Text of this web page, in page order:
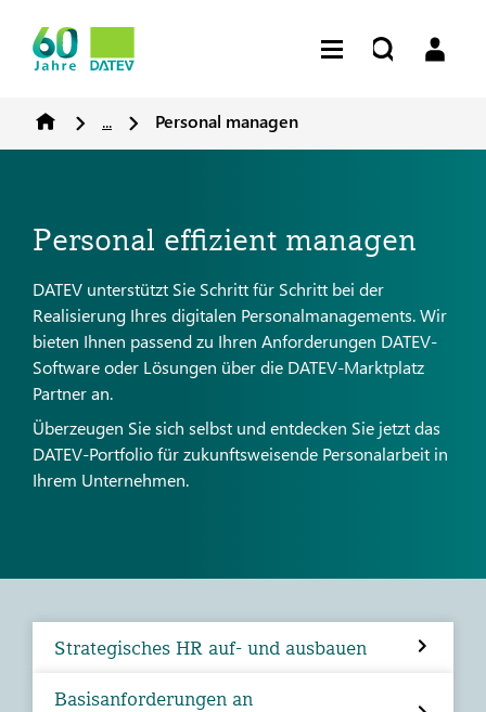
... Personal managen
Personal effizient managen
DATEV unterstützt Sie Schritt für Schritt bei der
Realisierung Ihres digitalen Personalmanagements. Wir
bieten Ihnen passend zu Ihren Anforderungen DATEV-
Software oder Lösungen über die DATEV-Marktplatz
Partner an.
Überzeugen Sie sich selbst und entdecken Sie jetzt das
DATEV-Portfolio für zukunftsweisende Personalarbeit in
Ihrem Unternehmen.
Strategisches HR auf- und ausbauen
Basisanforderungen an